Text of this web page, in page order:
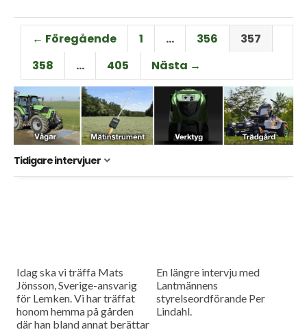
← Föregående 1 … 356
357
358
… 405 Nästa →
Tidigare intervjuer
Idag ska vi träffa Mats
Jönsson, Sverige-ansvarig
för Lemken. Vi har träffat
honom hemma på gården
där han bland annat berättar
En längre intervju med
Lantmännens
styrelseordförande Per
Lindahl.